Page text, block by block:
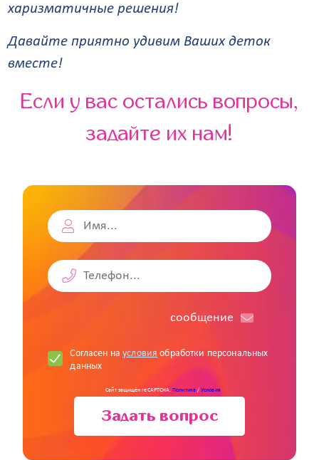
харизматичные решения!
Давайте приятно удивим Ваших деток
вместе!
Если у вас остались вопросы,
задайте их нам!
cообщение
Согласен наусловия обработки персональных
данных
Сайт защищён reCAPTCHA.Политика/Условия
Задать вопрос